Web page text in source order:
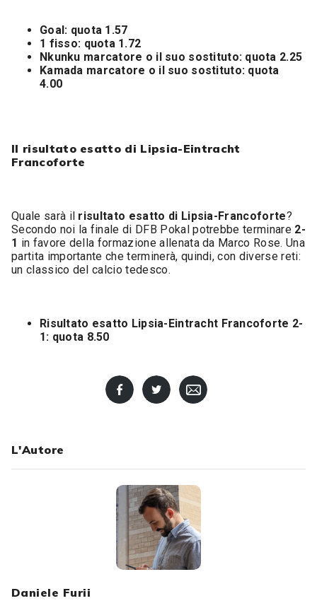
Goal: quota 1.57
1 fisso: quota 1.72
Nkunku marcatore o il suo sostituto: quota 2.25
Kamada marcatore o il suo sostituto: quota
4.00
Il risultato esatto di Lipsia-Eintracht
Francoforte
Quale sarà il risultato esatto di Lipsia-Francoforte?
Secondo noi la finale di DFB Pokal potrebbe terminare 2-
1 in favore della formazione allenata da Marco Rose. Una
partita importante che terminerà, quindi, con diverse reti:
un classico del calcio tedesco.
Risultato esatto Lipsia-Eintracht Francoforte 2-
1: quota 8.50
L'Autore
Daniele Furii